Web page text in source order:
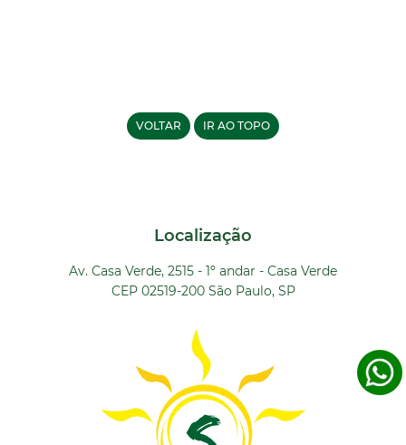
VOLTAR IR AO TOPO
Localização
Av. Casa Verde, 2515 - 1º andar - Casa Verde
CEP 02519-200 São Paulo, SP